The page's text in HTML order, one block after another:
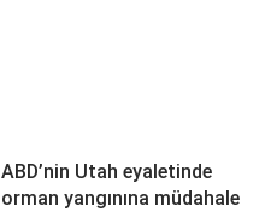
ABD’nin Utah eyaletinde
orman yangınına müdahale